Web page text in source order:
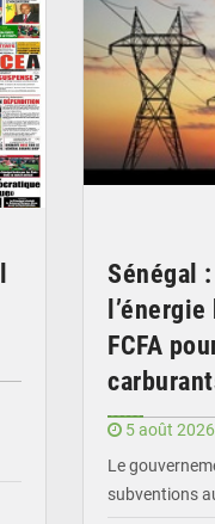
Sénégal
FCFA
5 août 2026
Le
subventions